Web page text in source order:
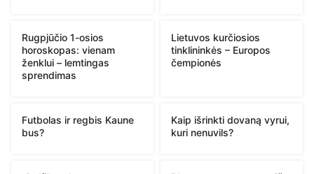
Rugpjūčio 1-osios
horoskopas: vienam
ženklui – lemtingas
sprendimas
Lietuvos kurčiosios
tinklininkės – Europos
čempionės
Futbolas ir regbis Kaune
bus?
Kaip išrinkti dovaną vyrui,
kuri nenuvils?